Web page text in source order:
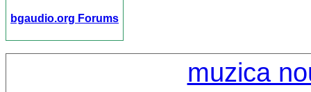
bgaudio.org Forums
muzica